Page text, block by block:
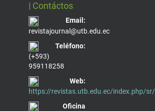
| Contáctos
Email:
revistajournal@utb.edu.ec
Teléfono:
(+593)
959118258
Web:
https://revistas.utb.edu.ec/index.php/sr/
Oficina